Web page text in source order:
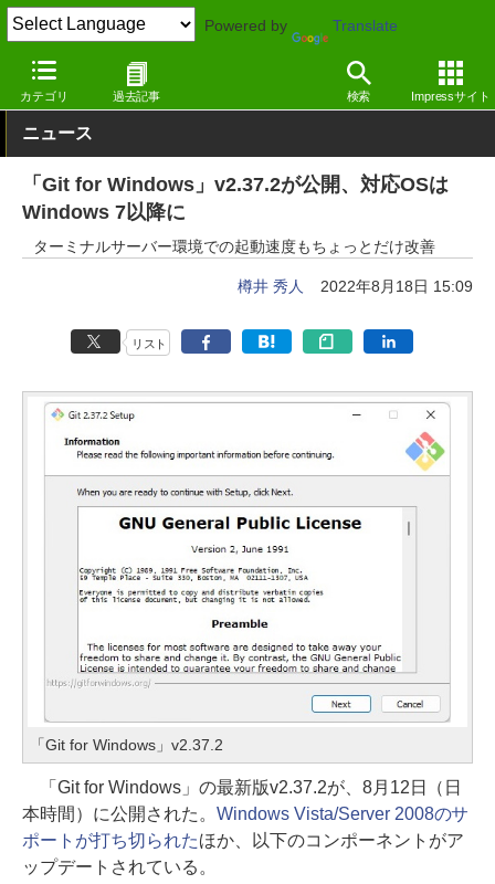
Powered by Translate
カテゴリ 過去記事 検索 Impressサイト
窓の杜 プログラミング Windows
ニュース
「Git for Windows」v2.37.2が公開、対応OSは
Windows 7以降に
ターミナルサーバー環境での起動速度もちょっとだけ改善
樽井 秀人 2022年8月18日 15:09
リスト
「Git for Windows」v2.37.2
「Git for Windows」の最新版v2.37.2が、8月12日（日
本時間）に公開された。 Windows Vista/Server 2008のサ
ポートが打ち切られたほか、以下のコンポーネントがア
ップデートされている。